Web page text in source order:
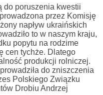
do poruszenia kwestii
przez Komisję
napływ ukraińskich
to w naszym kraju,
popytu na rodzime
cen tychże. Dlatego
produkcji rolniczej.
do zniszczenia
Polskiego Związku
Drobiu Andrzej